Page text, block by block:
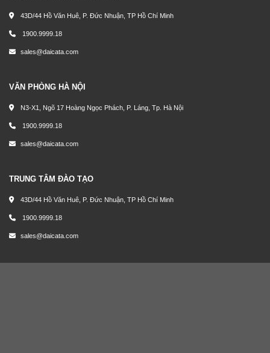
43D/44 Hồ Văn Huê, P. Đức Nhuận, TP Hồ Chí Minh
1900.9999.18
sales@daicata.com
VĂN PHÒNG HÀ NỘI
N3-X1, Ngõ 17 Hoàng Ngọc Phách, P. Láng, Tp. Hà Nội
1900.9999.18
sales@daicata.com
TRUNG TÂM ĐÀO TẠO
43D/44 Hồ Văn Huê, P. Đức Nhuận, TP Hồ Chí Minh
1900.9999.18
sales@daicata.com